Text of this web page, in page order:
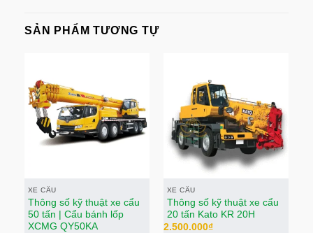
SẢN PHẨM TƯƠNG TỰ
XE CẨU
Thông số kỹ thuật xe cẩu
50 tấn | Cẩu bánh lốp
XCMG QY50KA
XE CẨU
Thông số kỹ thuật xe cẩu
20 tấn Kato KR 20H
2.500.000₫